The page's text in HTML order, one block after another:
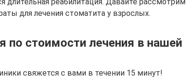
для лечения стоматита у взрослых.
по стоимости лечения в нашей
свяжется с вами в течении 15 минут!